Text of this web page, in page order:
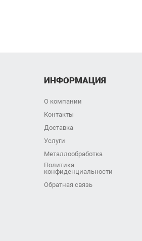
ИНФОРМАЦИЯ
О компании
Контакты
Доставка
Услуги
Металлообработка
Политика
конфиденциальности
Обратная связь